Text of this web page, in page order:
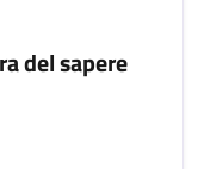
del sapere